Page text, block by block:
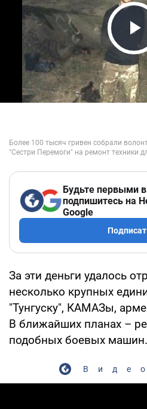
Будьте первыми в
подпишитесь на
Google
За эти деньги удалось
несколько крупных
"Тунгуску", КАМАЗы,
В ближайших планах –
подобных боевых машин.